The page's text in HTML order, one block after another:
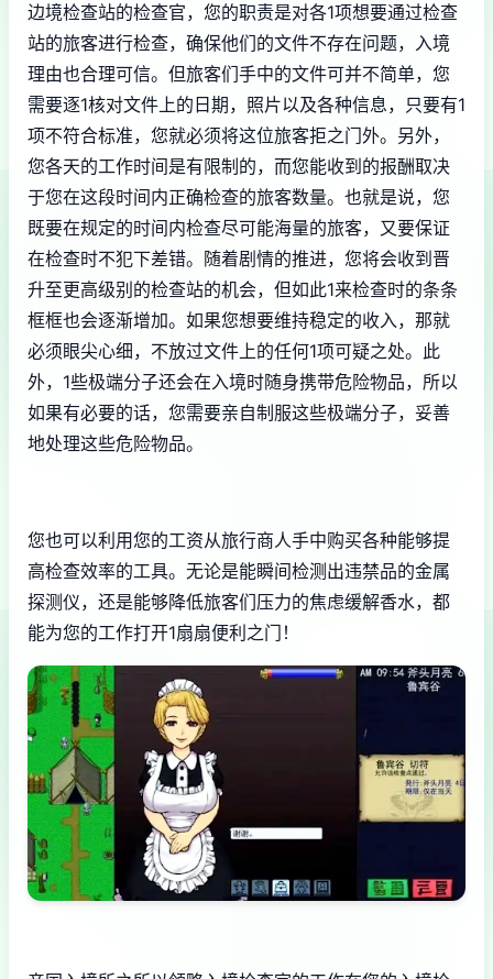
边境检查站的检查官，您的职责是对各1项想要通过检查
站的旅客进行检查，确保他们的文件不存在问题，入境
理由也合理可信。但旅客们手中的文件可并不简单，您
需要逐1核对文件上的日期，照片以及各种信息，只要有1
项不符合标准，您就必须将这位旅客拒之门外。另外，
您各天的工作时间是有限制的，而您能收到的报酬取决
于您在这段时间内正确检查的旅客数量。也就是说，您
既要在规定的时间内检查尽可能海量的旅客，又要保证
在检查时不犯下差错。随着剧情的推进，您将会收到晋
升至更高级别的检查站的机会，但如此1来检查时的条条
框框也会逐渐增加。如果您想要维持稳定的收入，那就
必须眼尖心细，不放过文件上的任何1项可疑之处。此
外，1些极端分子还会在入境时随身携带危险物品，所以
如果有必要的话，您需要亲自制服这些极端分子，妥善
地处理这些危险物品。
您也可以利用您的工资从旅行商人手中购买各种能够提
高检查效率的工具。无论是能瞬间检测出违禁品的金属
探测仪，还是能够降低旅客们压力的焦虑缓解香水，都
能为您的工作打开1扇扇便利之门！